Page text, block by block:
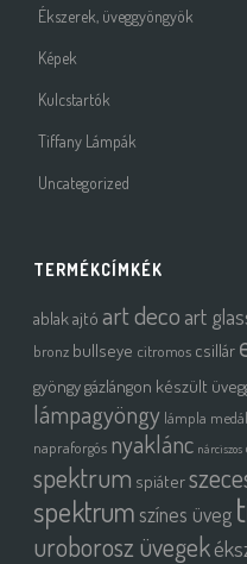
Ékszerek, üveggyöngyök
Képek
Kulcstartók
Tiffany Lámpák
Uncategorized
TERMÉKCÍMKÉK
ablak ajtó art deco art
bronz bullseye citromos csillár
gyöngygázlángon készült
lámpagyöngy lámpla medál
napraforgós nyaklánc nárciszos
spektrum spiáter
spektrumszínes üveg
uroborosz üvegek